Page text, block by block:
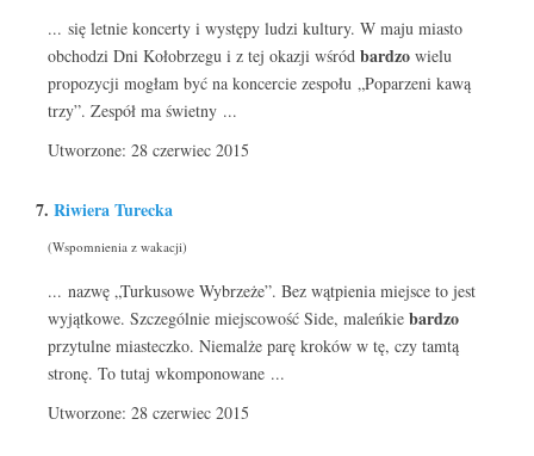
... się letnie koncerty i występy ludzi kultury. W maju miasto
obchodzi Dni Kołobrzegu i z tej okazji wśród bardzo wielu
propozycji mogłam być na koncercie zespołu „Poparzeni kawą
trzy”. Zespół ma świetny ...
Utworzone: 28 czerwiec 2015
7. Riwiera Turecka
(Wspomnienia z wakacji)
... nazwę „Turkusowe Wybrzeże”. Bez wątpienia miejsce to jest
wyjątkowe. Szczególnie miejscowość Side, maleńkie bardzo
przytulne miasteczko. Niemalże parę kroków w tę, czy tamtą
stronę. To tutaj wkomponowane ...
Utworzone: 28 czerwiec 2015